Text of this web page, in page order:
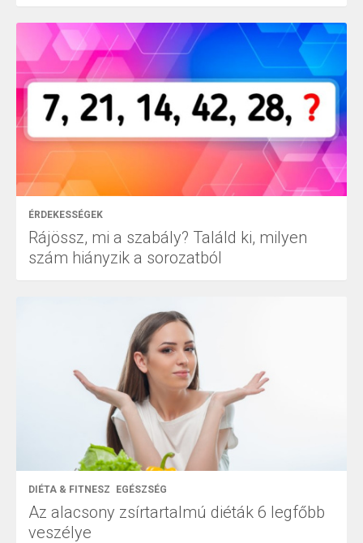
ÉRDEKESSÉGEK
Rájössz, mi a szabály? Találd ki, milyen
szám hiányzik a sorozatból
DIÉTA & FITNESZ EGÉSZSÉG
Az alacsony zsírtartalmú diéták 6 legfőbb
veszélye